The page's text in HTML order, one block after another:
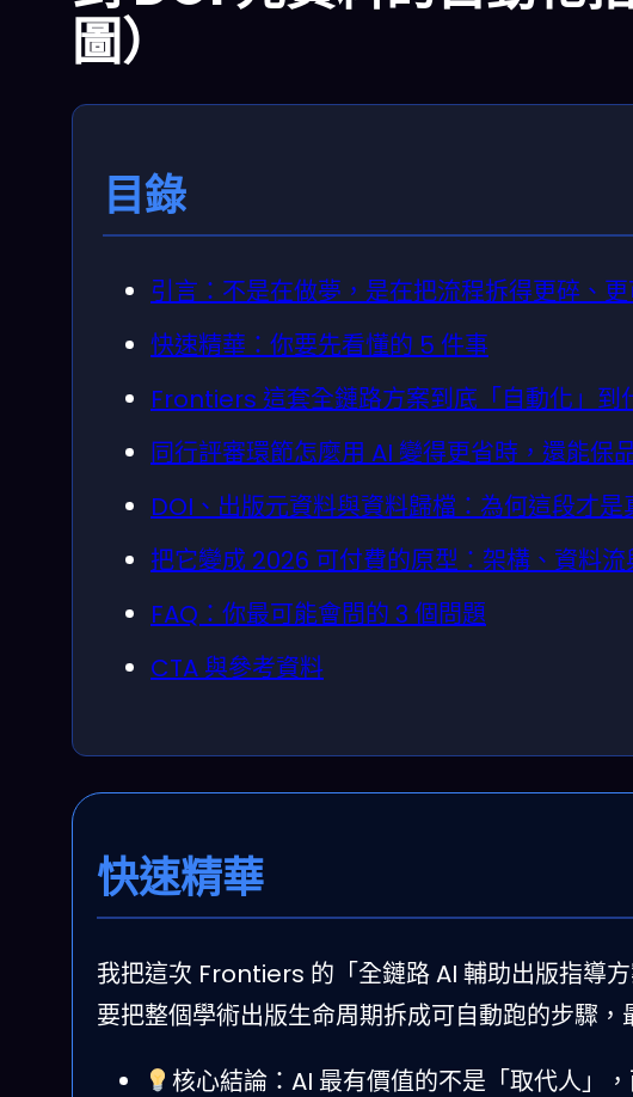
圖）
目錄
引言：不是在做夢，是在把流程拆得更碎、
快速精華：你要先看懂的 5 件事
Frontiers 這套全鏈路方案到底「自動化」到
同行評審環節怎麼用 AI 變得更省時，還能保
DOI、出版元資料與資料歸檔：為何這段才是
把它變成 2026 可付費的原型：架構、資料
FAQ：你最可能會問的 3 個問題
CTA 與參考資料
快速精華
我把這次 Frontiers 的「全鏈路 AI 輔助出版指導
要把整個學術出版生命周期拆成可自動跑的步驟
核心結論：AI 最有價值的不是「取代人」